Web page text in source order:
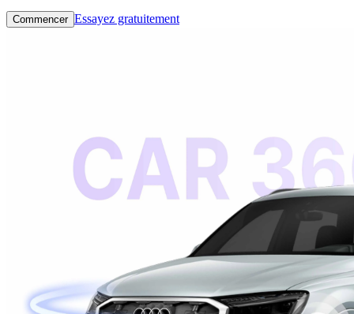
Commencer Essayez gratuitement